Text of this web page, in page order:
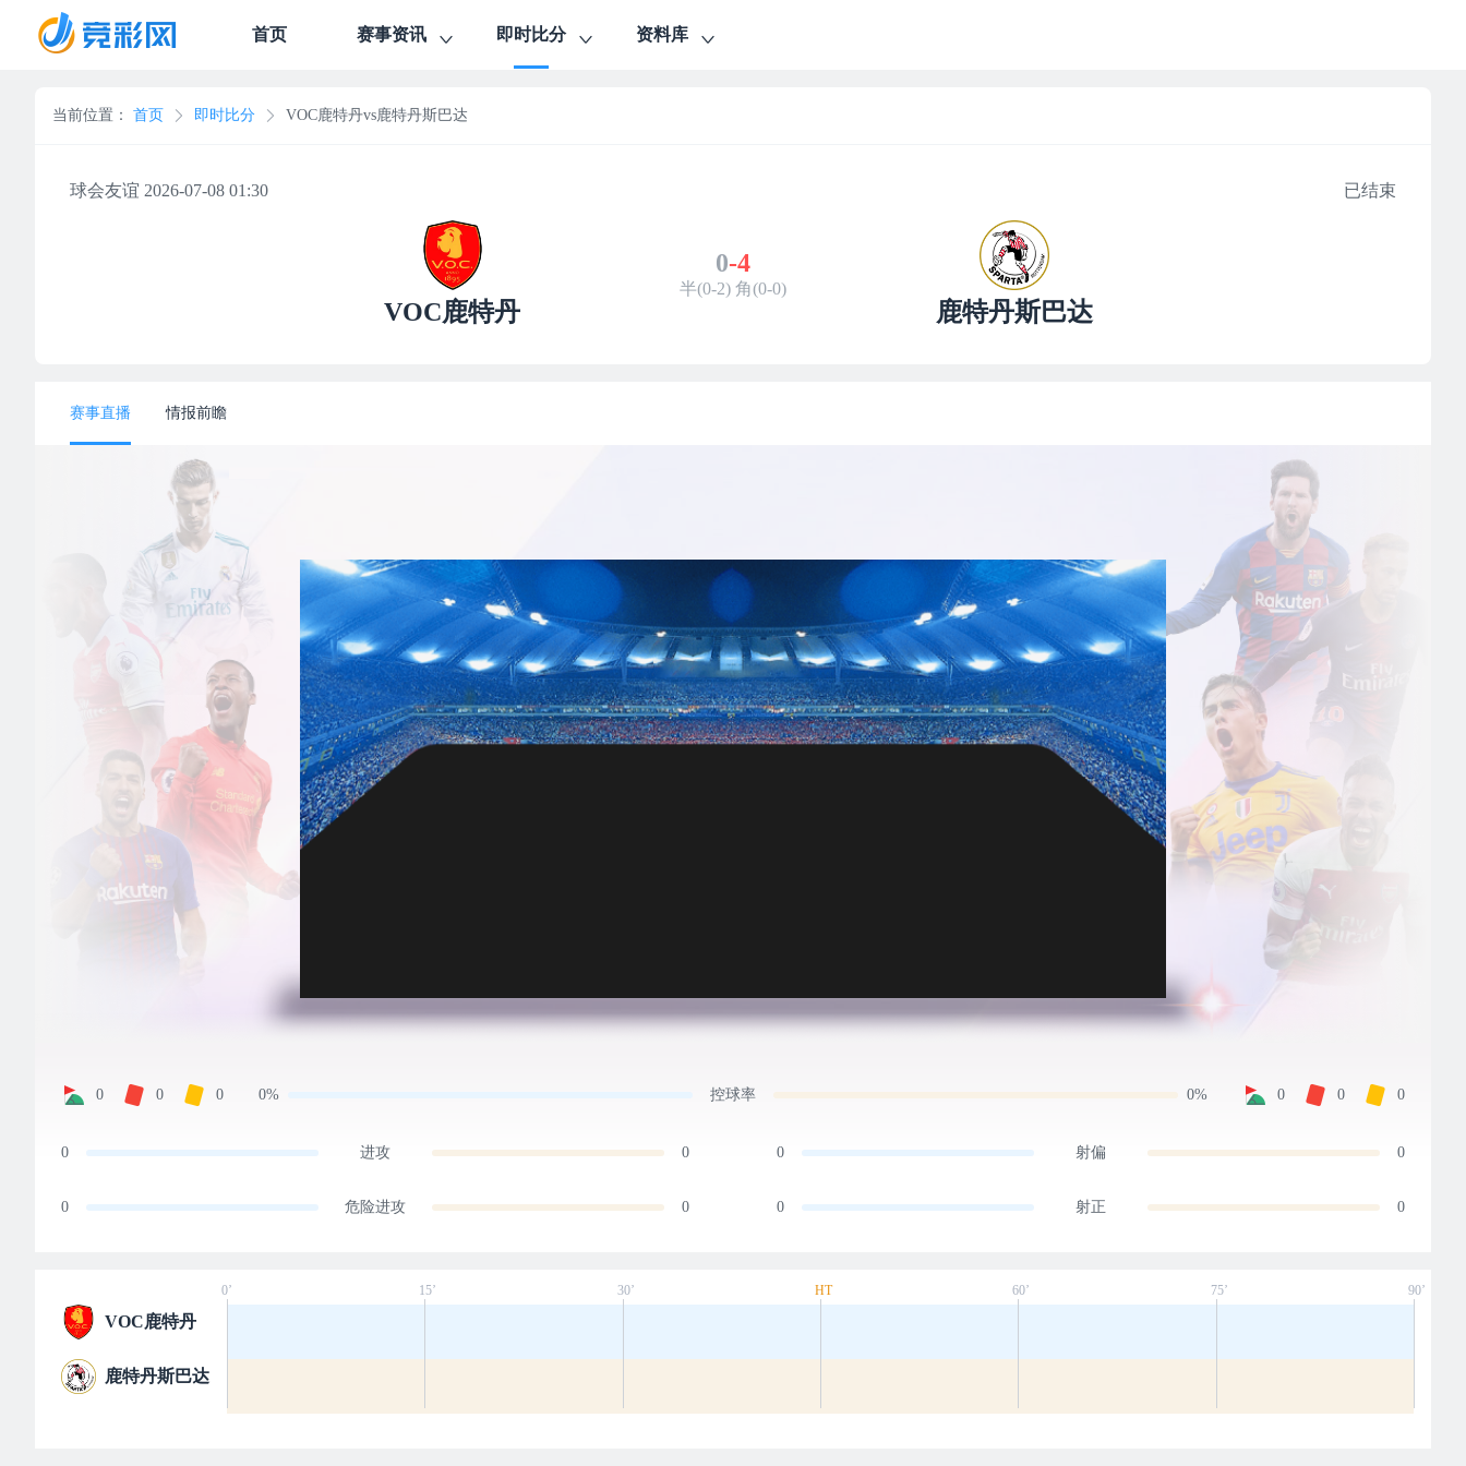
首页 赛事资讯 即时比分 资料库
当前位置： 首页 即时比分 VOC鹿特丹vs鹿特丹斯巴达
球会友谊 2026-07-08 01:30 已结束
VOC鹿特丹
0-4
半(0-2) 角(0-0)
鹿特丹斯巴达
赛事直播 情报前瞻
0 0 0 0% 控球率 0% 0 0 0
0 进攻 0
0 危险进攻 0
0 射偏 0
0 射正 0
VOC鹿特丹
鹿特丹斯巴达
0’ 15’ 30’ HT 60’ 75’ 90’